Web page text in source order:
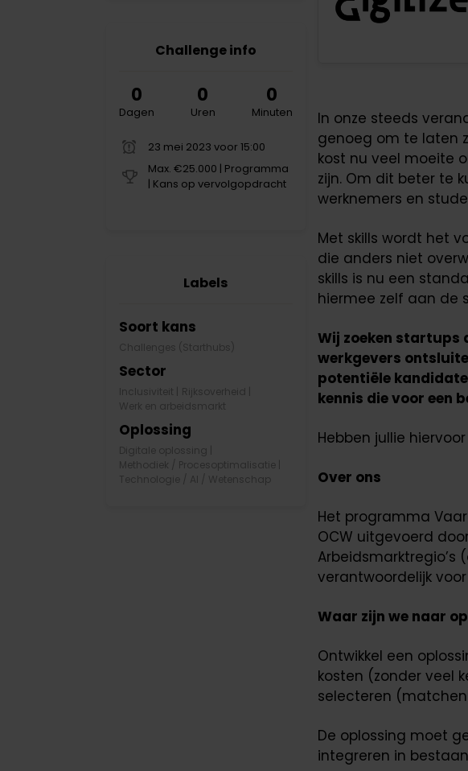
Challenge info
0
Dagen
0
Uren
0
Minuten
23 mei 2023 voor 15:00
Max. €25.000 | Programma
| Kans op vervolgopdracht
Labels
Soort kans
Challenges (Starthubs)
Sector
Inclusiviteit Rijksoverheid
Werk en arbeidsmarkt
Oplossing
Digitale oplossing
Methodiek / Procesoptimalisatie
Technologie / AI / Wetenschap
In onze steeds
genoeg om te laten
kost nu veel moeite
zijn. Om dit beter te
werknemers en
Met skills wordt het
die anders niet
skills is nu een
hiermee zelf aan de
Wij zoeken startups
werkgevers
potentiële
kennis die voor een
Hebben jullie
Over ons
Het programma
OCW uitgevoerd
verantwoordelijk
Waar zijn we naar
Ontwikkel een
kosten (zonder veel
selecteren
De oplossing moet
integreren in